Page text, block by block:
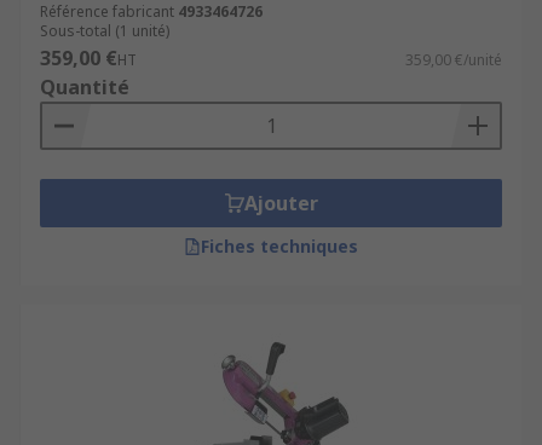
Référence fabricant 4933464726
Sous-total (1 unité)
359,00 €HT 359,00 €/unité
Quantité
Ajouter
Fiches techniques